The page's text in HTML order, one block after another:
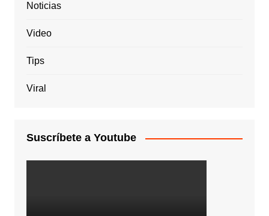
Noticias
Video
Tips
Viral
Suscríbete a Youtube